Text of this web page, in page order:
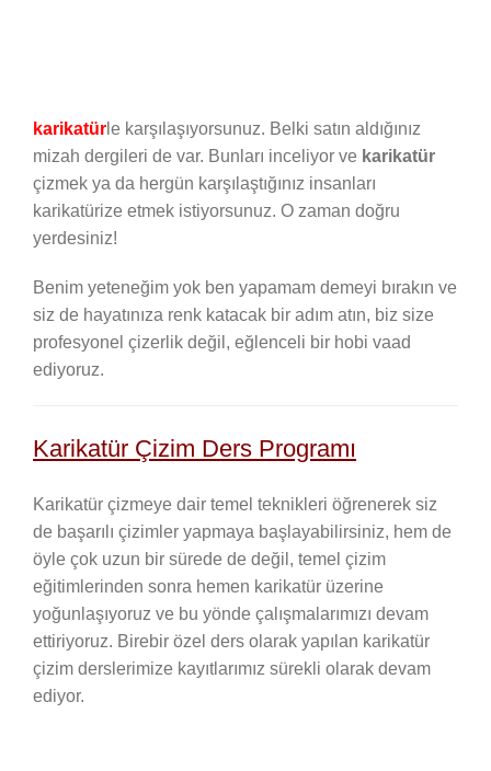
karikatür le karşılaşıyorsunuz. Belki satın aldığınız
mizah dergileri de var. Bunları inceliyor ve karikatür
çizmek ya da hergün karşılaştığınız insanları
karikatürize etmek istiyorsunuz. O zaman doğru
yerdesiniz!
Benim yeteneğim yok ben yapamam demeyi bırakın ve
siz de hayatınıza renk katacak bir adım atın, biz size
profesyonel çizerlik değil, eğlenceli bir hobi vaad
ediyoruz.
Karikatür Çizim Ders Programı
Karikatür çizmeye dair temel teknikleri öğrenerek siz
de başarılı çizimler yapmaya başlayabilirsiniz, hem de
öyle çok uzun bir sürede de değil, temel çizim
eğitimlerinden sonra hemen karikatür üzerine
yoğunlaşıyoruz ve bu yönde çalışmalarımızı devam
ettiriyoruz. Birebir özel ders olarak yapılan karikatür
çizim derslerimize kayıtlarımız sürekli olarak devam
ediyor.